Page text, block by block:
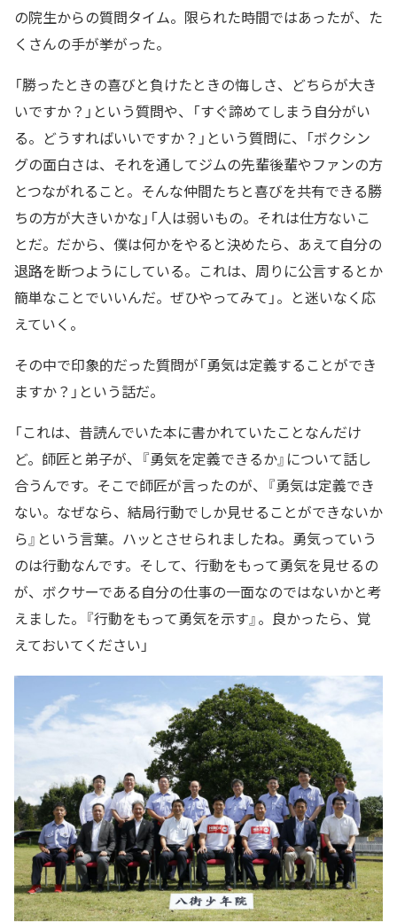
の院生からの質問タイム。限られた時間ではあったが、た
くさんの手が挙がった。
「勝ったときの喜びと負けたときの悔しさ、どちらが大き
いですか？」という質問や、「すぐ諦めてしまう自分がい
る。どうすればいいですか？」という質問に、「ボクシン
グの面白さは、それを通してジムの先輩後輩やファンの方
とつながれること。そんな仲間たちと喜びを共有できる勝
ちの方が大きいかな」「人は弱いもの。それは仕方ないこ
とだ。だから、僕は何かをやると決めたら、あえて自分の
退路を断つようにしている。これは、周りに公言するとか
簡単なことでいいんだ。ぜひやってみて」。と迷いなく応
えていく。
その中で印象的だった質問が「勇気は定義することができ
ますか？」という話だ。
「これは、昔読んでいた本に書かれていたことなんだけ
ど。師匠と弟子が、『勇気を定義できるか』について話し
合うんです。そこで師匠が言ったのが、『勇気は定義でき
ない。なぜなら、結局行動でしか見せることができないか
ら』という言葉。ハッとさせられましたね。勇気っていう
のは行動なんです。そして、行動をもって勇気を見せるの
が、ボクサーである自分の仕事の一面なのではないかと考
えました。『行動をもって勇気を示す』。良かったら、覚
えておいてください」